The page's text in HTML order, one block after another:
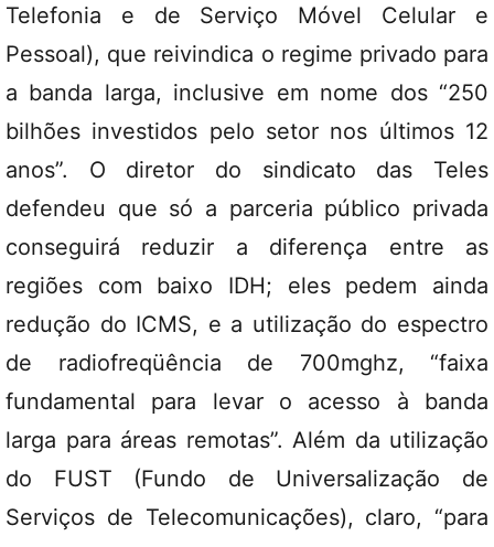
Telefonia e de Serviço Móvel Celular e
Pessoal), que reivindica o regime privado para
a banda larga, inclusive em nome dos “250
bilhões investidos pelo setor nos últimos 12
anos”. O diretor do sindicato das Teles
defendeu que só a parceria público privada
conseguirá reduzir a diferença entre as
regiões com baixo IDH; eles pedem ainda
redução do ICMS, e a utilização do espectro
de radiofreqüência de 700mghz, “faixa
fundamental para levar o acesso à banda
larga para áreas remotas”. Além da utilização
do FUST (Fundo de Universalização de
Serviços de Telecomunicações), claro, “para